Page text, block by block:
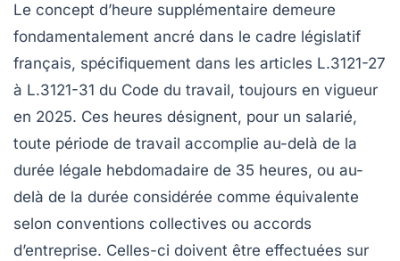
Le concept d’heure supplémentaire demeure
fondamentalement ancré dans le cadre législatif
français, spécifiquement dans les articles L.3121-27
à L.3121-31 du Code du travail, toujours en vigueur
en 2025. Ces heures désignent, pour un salarié,
toute période de travail accomplie au-delà de la
durée légale hebdomadaire de 35 heures, ou au-
delà de la durée considérée comme équivalente
selon conventions collectives ou accords
d’entreprise. Celles-ci doivent être effectuées sur